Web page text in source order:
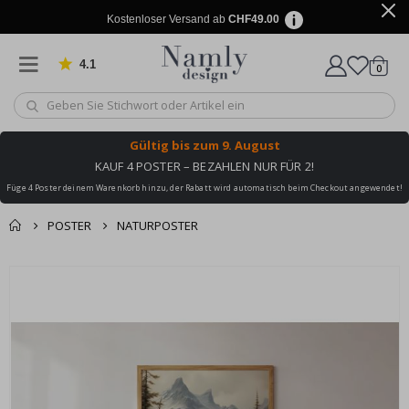
Kostenloser Versand ab CHF49.00
4.1 von 1029 Bewertungen
Wagen
0
Gültig bis zum 9. August
KAUF 4 POSTER – BEZAHLEN NUR FÜR 2!
Füge 4 Poster deinem Warenkorb hinzu, der Rabatt wird automatisch beim Checkout angewendet!
POSTER NATURPOSTER